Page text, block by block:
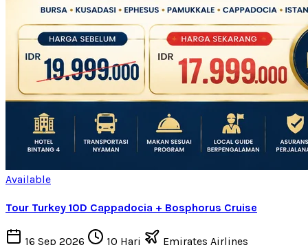
Available
Tour Turkey 10D Cappadocia + Bosphorus Cruise
16 Sep 2026 10 Hari Emirates Airlines